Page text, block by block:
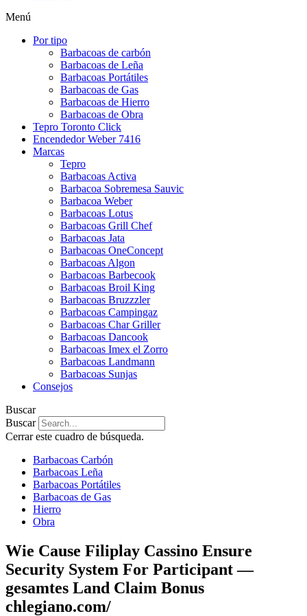
Menú
Por tipo
Barbacoas de carbón
Barbacoas de Leña
Barbacoas Portátiles
Barbacoas de Gas
Barbacoas de Hierro
Barbacoas de Obra
Tepro Toronto Click
Encendedor Weber 7416
Marcas
Tepro
Barbacoas Activa
Barbacoa Sobremesa Sauvic
Barbacoa Weber
Barbacoas Lotus
Barbacoas Grill Chef
Barbacoas Jata
Barbacoas OneConcept
Barbacoas Algon
Barbacoas Barbecook
Barbacoas Broil King
Barbacoas Bruzzzler
Barbacoas Campingaz
Barbacoas Char Griller
Barbacoas Dancook
Barbacoas Imex el Zorro
Barbacoas Landmann
Barbacoas Sunjas
Consejos
Buscar
Buscar
Cerrar este cuadro de búsqueda.
Barbacoas Carbón
Barbacoas Leña
Barbacoas Portátiles
Barbacoas de Gas
Hierro
Obra
Wie Cause Filiplay Cassino Ensure
Security System For Participant —
gesamtes Land Claim Bonus
chlegiano.com/